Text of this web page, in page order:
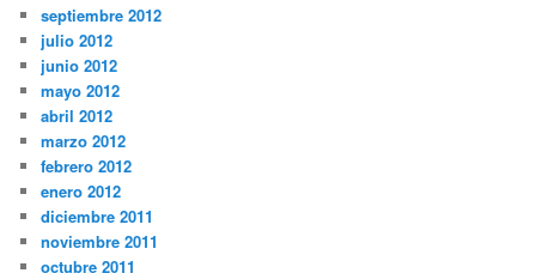
septiembre 2012
julio 2012
junio 2012
mayo 2012
abril 2012
marzo 2012
febrero 2012
enero 2012
diciembre 2011
noviembre 2011
octubre 2011